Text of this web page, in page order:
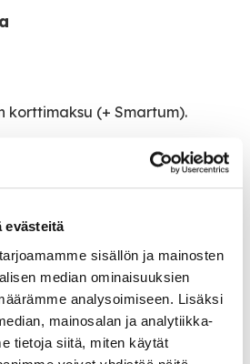
evästeitä
sisällön ja mainosten
median ominaisuuksien
analysoimiseen. Lisäksi
mainosalan ja analytiikka-
tietoja siitä, miten käytät
korttimaksu (+ Smartum).
1 h 54 min, K-12
1 h 50 min, S
7
2 h 28 min, K-12
11 min, K-18